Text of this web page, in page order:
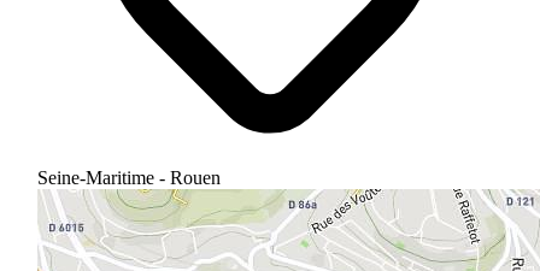
Seine-Maritime - Rouen